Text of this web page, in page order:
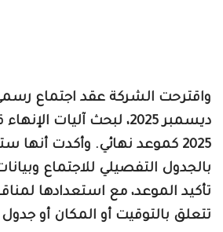
واقترحت الشركة عقد اجتماع
2025 كموعد نهائي. وأكدت أنها
بالجدول التفصيلي للاجتماع
تأكيد الموعد، مع استعدادها
تتعلق بالتوقيت أو المكان أو